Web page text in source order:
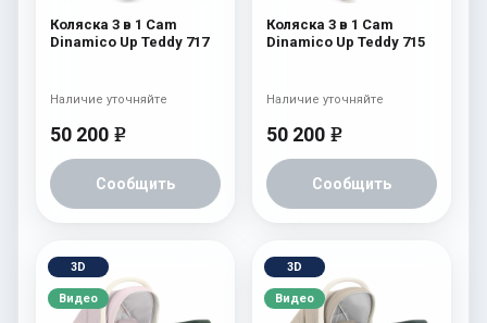
Коляска 3 в 1 Cam
Dinamico Up Teddy 717
50 200 e
Сообщить
Наличие уточняйте
Коляска 3 в 1 Cam
Dinamico Up Teddy 715
50 200 e
Сообщить
Наличие уточняйте
3D
Видео
3D
Видео